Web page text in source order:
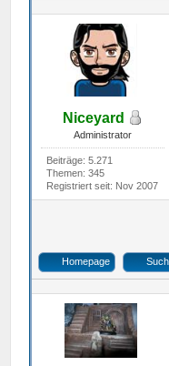
Niceyard
Administrator
Beiträge: 5.271
Themen: 345
Registriert seit: Nov 2007
Homepage